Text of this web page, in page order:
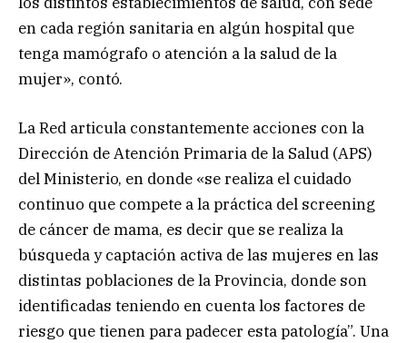
en cada región sanitaria en algún hospital que
tenga mamógrafo o atención a la salud de la
mujer», contó.
La Red articula constantemente acciones con la
Dirección de Atención Primaria de la Salud (APS)
del Ministerio, en donde «se realiza el cuidado
continuo que compete a la práctica del screening
de cáncer de mama, es decir que se realiza la
búsqueda y captación activa de las mujeres en las
distintas poblaciones de la Provincia, donde son
identificadas teniendo en cuenta los factores de
riesgo que tienen para padecer esta patología”. Una